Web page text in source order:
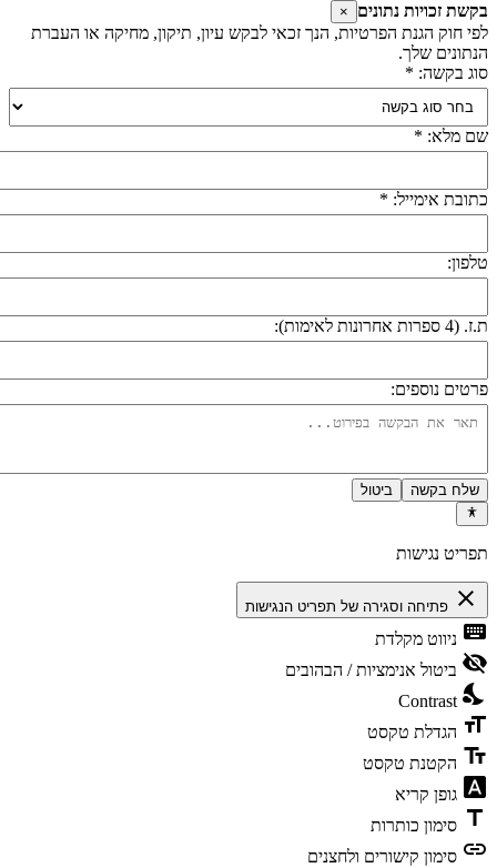
זכויות נתונים ×
חוק הגנת הפרטיות, הנך זכאי לבקש עיון, תיקון, מחיקה או העברת
שלך.
בקשה: *
מלא: *
אימייל: *
אחרונות לאימות):
נוספים:
שלח בקשה ביטול
נגישות
close פתיחה וסגירה של תפריט הנגישות
ניווט מקלדת
ביטול אנימציות / הבהובים
Contrast
הגדלת טקסט
הקטנת טקסט
גופן קריא
סימון כותרות
סימון קישורים ולחצנים